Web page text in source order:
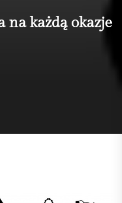
na każdą okazje